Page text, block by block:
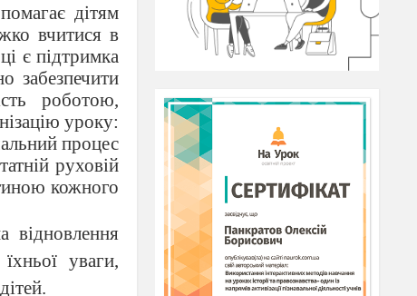
дітям
вчитися в
є підтримка
забезпечити
роботою,
уроку:
процес
руховій
кожного
відновлення
уваги,